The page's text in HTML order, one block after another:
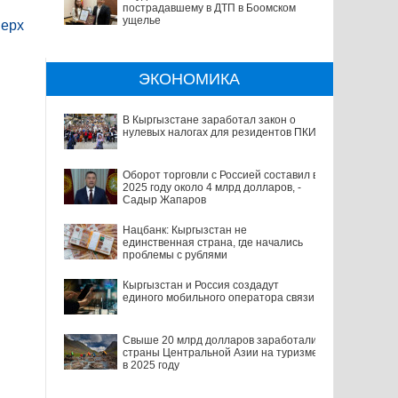
пострадавшему в ДТП в Боомском
ущелье
ЭКОНОМИКА
В Кыргызстане заработал закон о
нулевых налогах для резидентов ПКИ
Оборот торговли с Россией составил в
2025 году около 4 млрд долларов, -
Садыр Жапаров
Нацбанк: Кыргызстан не
единственная страна, где начались
проблемы с рублями
Кыргызстан и Россия создадут
единого мобильного оператора связи
Свыше 20 млрд долларов заработали
страны Центральной Азии на туризме
в 2025 году